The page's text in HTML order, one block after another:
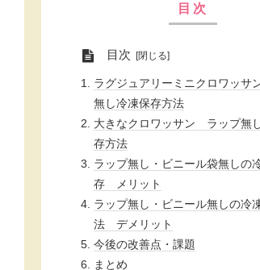
目次
目次
ラグジュアリーミニクロワッサ
無し冷凍保存方法
大きなクロワッサン ラップ無
存方法
ラップ無し・ビニール袋無しの
存 メリット
ラップ無し・ビニール無しの冷
法 デメリット
今後の改善点・課題
まとめ